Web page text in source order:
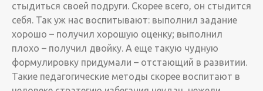
стыдиться своей подруги. Скорее всего, он стыдится
себя. Так уж нас воспитывают: выполнил задание
хорошо – получил хорошую оценку; выполнил
плохо – получил двойку. А еще такую чудную
формулировку придумали – отстающий в развитии.
Такие педагогические методы скорее воспитают в